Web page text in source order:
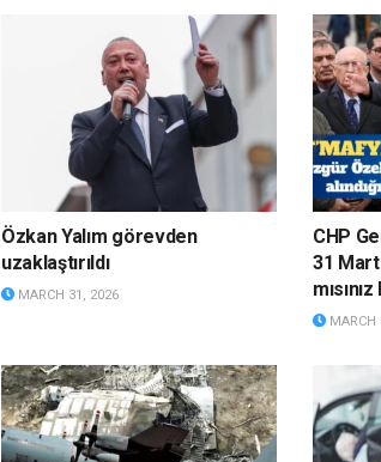
Özkan Yalım görevden
uzaklaştırıldı
MARCH 31, 2026
CHP
31
MARCH